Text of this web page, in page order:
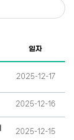
일자
2025-12-17
2025-12-16
2025-12-15